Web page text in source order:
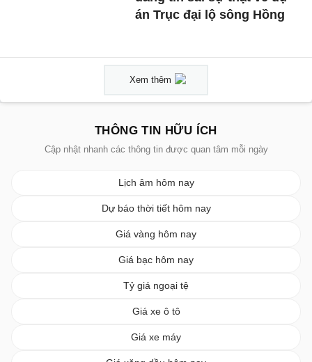
án Trục đại lộ sông Hồng
Xem thêm
THÔNG TIN HỮU ÍCH
Cập nhật nhanh các thông tin được quan tâm mỗi ngày
Lịch âm hôm nay
Dự báo thời tiết hôm nay
Giá vàng hôm nay
Giá bạc hôm nay
Tỷ giá ngoại tệ
Giá xe ô tô
Giá xe máy